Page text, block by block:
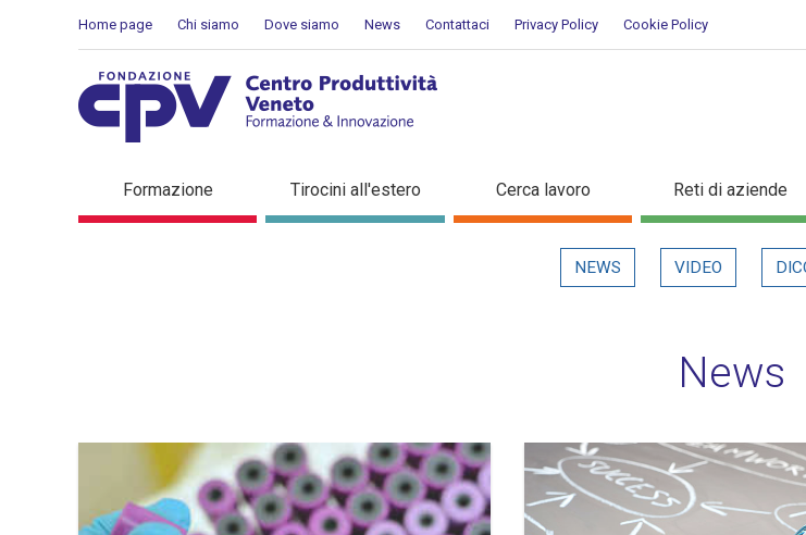
Home page Chi siamo Dove siamo News Contattaci Privacy Policy Cookie Policy
Dettaglio in evidenza
Formazione Tirocini all'estero Cerca lavoro Reti di aziende
NEWS VIDEO
News